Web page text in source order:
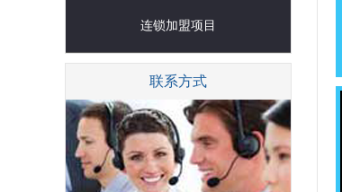
连锁加盟项目
联系方式